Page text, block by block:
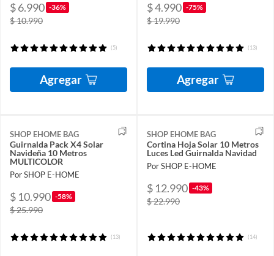
$ 6.990 -36%
$ 10.990
(5)
Agregar
$ 4.990 -75%
$ 19.990
(13)
Agregar
SHOP EHOME BAG
Guirnalda Pack X4 Solar
Navideña 10 Metros
MULTICOLOR
Por SHOP E-HOME
$ 10.990 -58%
$ 25.990
(13)
SHOP EHOME BAG
Cortina Hoja Solar 10 Metros
Luces Led Guirnalda Navidad
Por SHOP E-HOME
$ 12.990 -43%
$ 22.990
(14)